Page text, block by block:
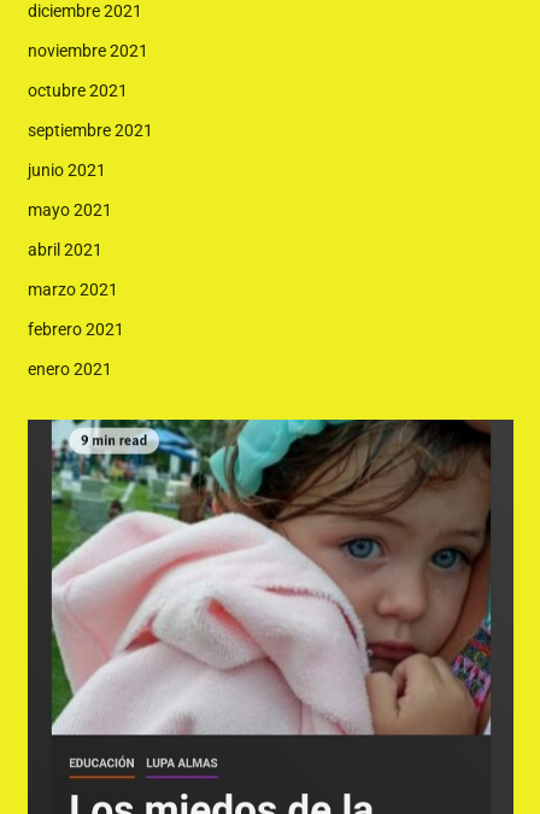
diciembre 2021
noviembre 2021
octubre 2021
septiembre 2021
junio 2021
mayo 2021
abril 2021
marzo 2021
febrero 2021
enero 2021